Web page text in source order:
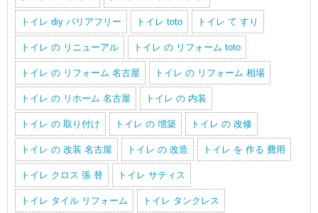
トイレ diy バリアフリー トイレ toto トイレ て すり
トイレ の リニューアル トイレ の リフォーム toto
トイレ の リフォーム 名古屋 トイレ の リフォーム 相場
トイレ の リホーム 名古屋 トイレ の 内装
トイレ の 取り付け トイレ の 増築 トイレ の 改修
トイレ の 改装 名古屋 トイレ の 改造 トイレ を 作る 費用
トイレ クロス 張 替 トイレ サティス
トイレ タイル リフォーム トイレ タンクレス